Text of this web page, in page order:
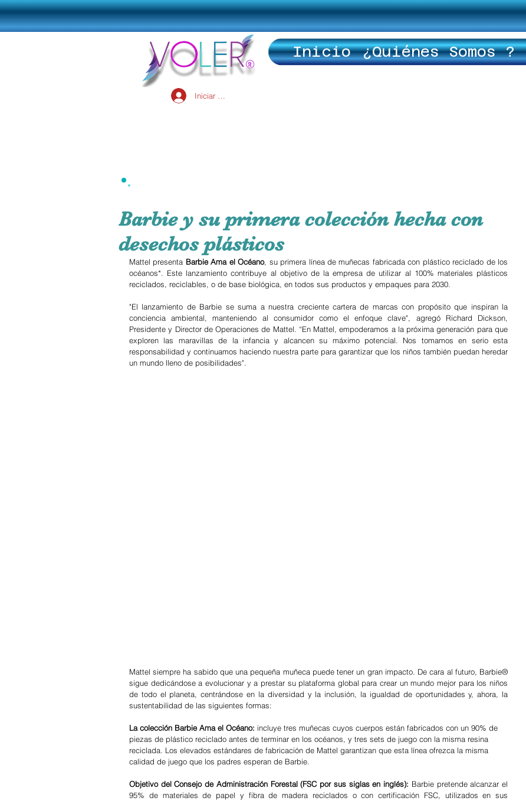
Inicio ¿Quiénes Somos ?
Iniciar sesión
Barbie y su primera colección hecha con
desechos plásticos
Mattel presenta Barbie Ama el Océano, su primera línea de muñecas fabricada con plástico reciclado de los
océanos*. Este lanzamiento contribuye al objetivo de la empresa de utilizar al 100% materiales plásticos
reciclados, reciclables, o de base biológica, en todos sus productos y empaques para 2030.
"El lanzamiento de Barbie se suma a nuestra creciente cartera de marcas con propósito que inspiran la
conciencia ambiental, manteniendo al consumidor como el enfoque clave", agregó Richard Dickson,
Presidente y Director de Operaciones de Mattel. “En Mattel, empoderamos a la próxima generación para que
exploren las maravillas de la infancia y alcancen su máximo potencial. Nos tomamos en serio esta
responsabilidad y continuamos haciendo nuestra parte para garantizar que los niños también puedan heredar
un mundo lleno de posibilidades".
Mattel siempre ha sabido que una pequeña muñeca puede tener un gran impacto. De cara al futuro, Barbie®
sigue dedicándose a evolucionar y a prestar su plataforma global para crear un mundo mejor para los niños
de todo el planeta, centrándose en la diversidad y la inclusión, la igualdad de oportunidades y, ahora, la
sustentabilidad de las siguientes formas:
La colección Barbie Ama el Océano: incluye tres muñecas cuyos cuerpos están fabricados con un 90% de
piezas de plástico reciclado antes de terminar en los océanos, y tres sets de juego con la misma resina
reciclada. Los elevados estándares de fabricación de Mattel garantizan que esta línea ofrezca la misma
calidad de juego que los padres esperan de Barbie.
Objetivo del Consejo de Administración Forestal (FSC por sus siglas en inglés): Barbie pretende alcanzar el
95% de materiales de papel y fibra de madera reciclados o con certificación FSC, utilizados en sus